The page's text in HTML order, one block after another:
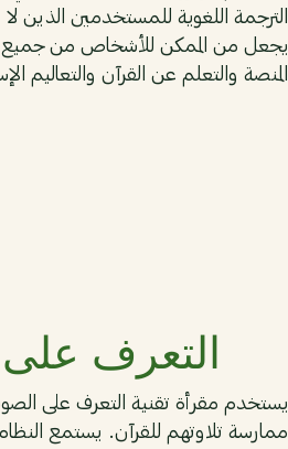
الترجمة اللغوية للمستخدمين الذين
يجعل من الممكن للأشخاص من جميع
المنصة والتعلم عن القرآن والتعاليم
التعرف
يستخدم مقرأة تقنية التعرف على
ممارسة تلاوتهم للقرآن. يستمع